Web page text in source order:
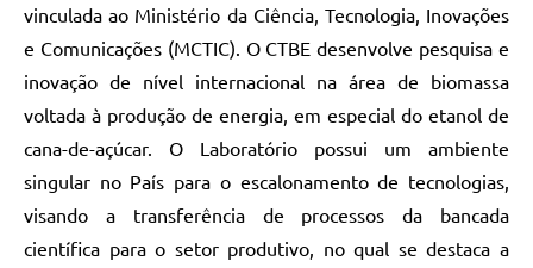
vinculada ao Ministério da Ciência, Tecnologia, Inovações
e Comunicações (MCTIC). O CTBE desenvolve pesquisa e
inovação de nível internacional na área de biomassa
voltada à produção de energia, em especial do etanol de
cana-de-açúcar. O Laboratório possui um ambiente
singular no País para o escalonamento de tecnologias,
visando a transferência de processos da bancada
científica para o setor produtivo, no qual se destaca a